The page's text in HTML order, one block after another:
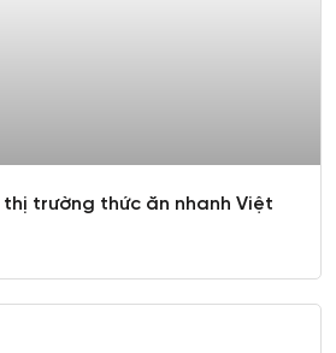
trường thức ăn nhanh Việt